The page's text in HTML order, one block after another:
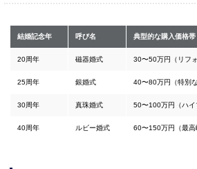
結婚記念年 呼び名 典型的な購入価格帯
20周年 磁器婚式 30〜50万円（リフ
25周年 銀婚式 40〜80万円（特別な
30周年 真珠婚式 50〜100万円（ハイ
40周年 ルビー婚式 60〜150万円（最高